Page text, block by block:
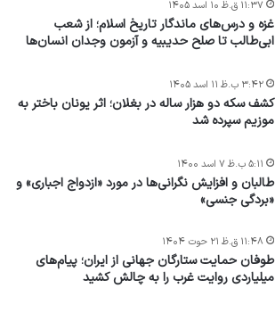
غزه و درس‌های ماندگار تاریخ اسلام؛ از شعب
ابی‌طالب تا صلح حدیبیه و آزمون وجدان انسان‌ها
۱۱:۳۷ ق.ظ ۱۰ اسد ۱۴۰۵
کشف سکه دو هزار ساله در بغلان؛ اثر یونان باختر به
موزیم سپرده شد
۳:۴۲ ب.ظ ۱۱ اسد ۱۴۰۵
طالبان و افزایش نگرانی‌ها در مورد «ازدواج اجباری» و
«بردگی جنسی»
۵:۱۱ ب.ظ ۷ اسد ۱۴۰۰
طوفان حمایت ستارگان جهانی از ایران؛ پیام‌های
میلیاردی روایت غرب را به چالش کشید
۱۱:۴۸ ق.ظ ۲۱ حوت ۱۴۰۴